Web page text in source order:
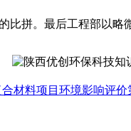
拼。最后工程部以
材料项目环境影响评价